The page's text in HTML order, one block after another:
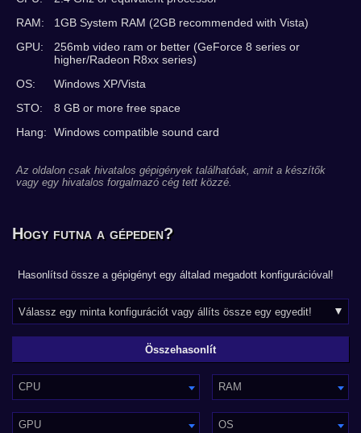
RAM:
1GB System RAM (2GB recommended with Vista)
GPU:
256mb video ram or better (GeForce 8 series or
higher/Radeon R8xx series)
OS:
Windows XP/Vista
STO:
8 GB or more free space
Hang:
Windows compatible sound card
Az oldalon csak hivatalos gépigények találhatóak, amit a készítők
vagy egy hivatalos forgalmazó cég tett közzé.
Hogy futna a gépeden?
Hasonlítsd össze a gépigényt egy általad megadott konfigurációval!
CPU RAM
GPU OS